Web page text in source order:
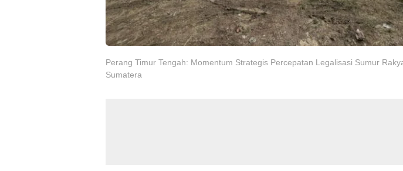
Perang Timur Tengah: Momentum Strategis Percepatan Legalisasi Sumur
Sumatera